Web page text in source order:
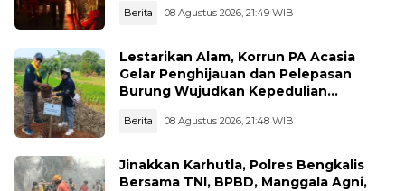
Berita 08 Agustus 2026, 21:49 WIB
Lestarikan Alam, Korrun PA Acasia
Gelar Penghijauan dan Pelepasan
Burung Wujudkan Kepedulian
Berita 08 Agustus 2026, 21:48 WIB
Jinakkan Karhutla, Polres Bengkalis
Bersama TNI, BPBD, Manggala Agni,